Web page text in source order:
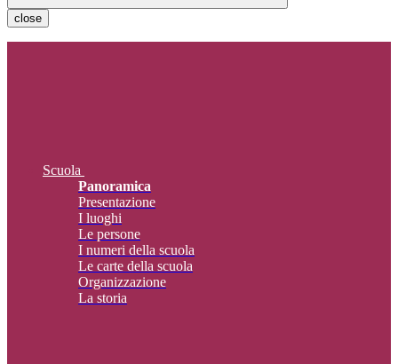
close
Scuola
Panoramica
Presentazione
I luoghi
Le persone
I numeri della scuola
Le carte della scuola
Organizzazione
La storia